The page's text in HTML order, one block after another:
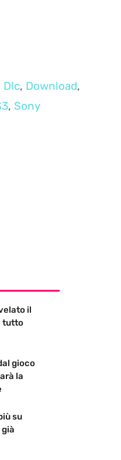
Dlc, Download,
, Sony
il
tutto
gioco
la
su
già